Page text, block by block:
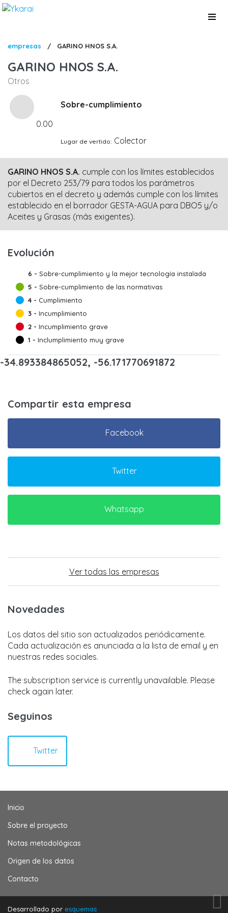
Pasar
Sobrescribir
enlaces
de
a
la
empresas / GARINO HNOS S.A.
GARINO HNOS S.A.
Otros
Sobre-cumplimiento
0.00
Lugar de vertido Colector
GARINO HNOS S.A. cumple con los límites establecidos
por el Decreto 253/79 para todos los parámetros
cubiertos en el decreto y además cumple con los límites
establecido en el borrador GESTA-AGUA para DBO5 y/o
Aceites y Grasas (más exigentes).
Evolución
6 - Sobre-cumplimiento y la mejor tecnología instalada
5 - Sobre-cumplimiento de las normativas
4 - Cumplimiento
3 - Incumplimiento
2 - Incumplimiento grave
1 - Inclumplimiento muy grave
-34.893384865052, -56.171770691872
Compartir esta empresa
Facebook
Twitter
Whatsapp
Ver todas las empresas
Novedades
Los datos del sitio son actualizados periódicamente.
Cada actualización es anunciada a la lista de email y en
nuestras redes sociales.
The subscription service is currently unavailable. Please
check again later.
Seguinos
Twitter
Inicio
Sobre el proyecto
Notas metodológicas
Origen de los datos
Contacto
Desarrollado por esquemas